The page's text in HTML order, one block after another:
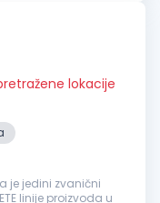
lokacije
je jedini zvanični
linije proizvoda u